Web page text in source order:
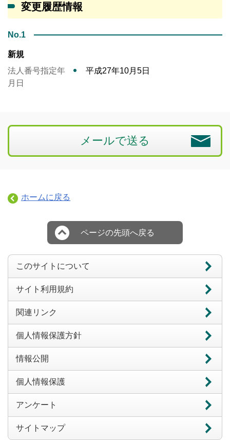
変更履歴情報
No.1
新規
法人番号指定年
月日
平成27年10月5日
メールで送る
ホームに戻る
ページの先頭へ戻る
このサイトについて
サイト利用規約
関連リンク
個人情報保護方針
情報公開
個人情報保護
アンケート
サイトマップ